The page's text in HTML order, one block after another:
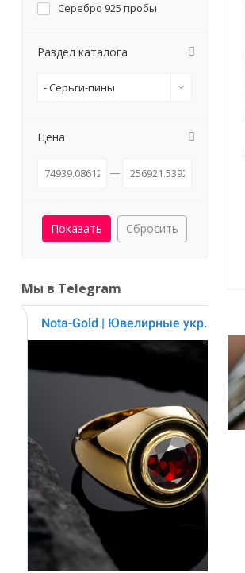
Серебро 925 пробы
Раздел каталога
- Серьги-пины
Цена
Сбросить
Мы в Telegram